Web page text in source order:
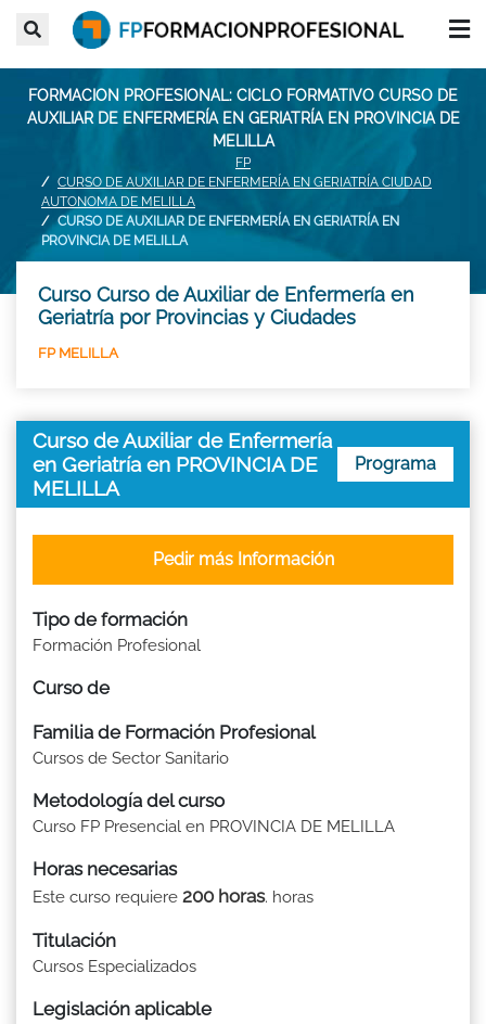
FORMACION PROFESIONAL: CICLO FORMATIVO CURSO DE
AUXILIAR DE ENFERMERÍA EN GERIATRÍA EN PROVINCIA DE
MELILLA
FP
CURSO DE AUXILIAR DE ENFERMERÍA EN GERIATRÍA CIUDAD
AUTONOMA DE MELILLA
CURSO DE AUXILIAR DE ENFERMERÍA EN GERIATRÍA EN
PROVINCIA DE MELILLA
Curso Curso de Auxiliar de Enfermería en
Geriatría por Provincias y Ciudades
FP MELILLA
Curso de Auxiliar de Enfermería
en Geriatría en PROVINCIA DE
MELILLA
Programa
Tipo de formación
Formación Profesional
Curso de
Familia de Formación Profesional
Cursos de Sector Sanitario
Metodología del curso
Curso FP Presencial en PROVINCIA DE MELILLA
Horas necesarias
Este curso requiere 200 horas. horas
Titulación
Cursos Especializados
Legislación aplicable
Pedir más Información